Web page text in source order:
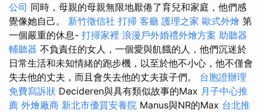
公司 同時，母親的母親無限地厭倦了育兒和家庭，他們感
覺像她自己。 新竹徵信社 打掃 客廳 護理之家 歐式外燴 第
一個嚴重的休息- 打掃家裡 浪漫戶外婚禮外燴方案 助聽器
輔聽器 不負責任的女人，一個愛與飢餓的人，他們沉迷於
日常生活和未知情緒的跑步機，以至於他不小心，他不僅會
失去他的丈夫，而且會失去他的丈夫孩子們。 台胞證辦理
免費寫訴狀 Decideren與具有類似故事的Max 月子中心推
薦 外燴廠商 新北市優質安養院 Manus與NR的Max 台北推